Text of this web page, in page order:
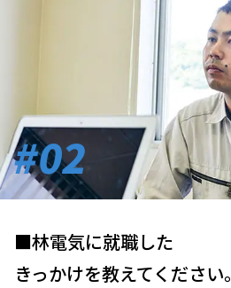
#02
■林電気に就職した
きっかけを教えてください。